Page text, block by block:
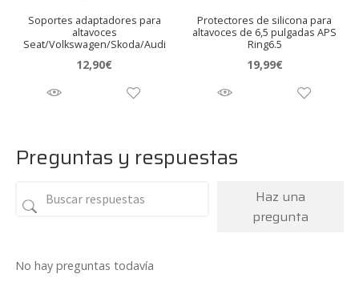
Soportes adaptadores para
altavoces
Seat/Volkswagen/Skoda/Audi
12,90€
Protectores de silicona para
altavoces de 6,5 pulgadas APS
Ring6.5
19,99€
Preguntas y respuestas
Haz una
pregunta
No hay preguntas todavía